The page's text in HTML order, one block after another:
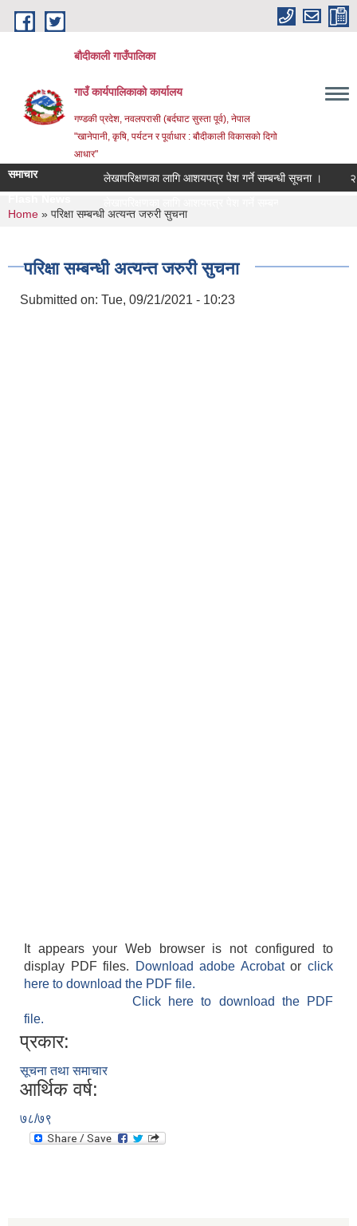
Skip to main content
बौदीकाली गाउँपालिका
गाउँ कार्यपालिकाको कार्यालय
गण्डकी प्रदेश, नवलपरासी (बर्दघाट सुस्ता पूर्व), नेपाल
"खानेपानी, कृषि, पर्यटन र पूर्वाधार : बौदीकाली विकासको दिगो
आधार"
समाचार लेखापरिक्षणका लागि आशयपत्र पेश गर्ने सम्बन्धी सूचना ।
You are here
Home » परिक्षा सम्बन्धी अत्यन्त जरुरी सुचना
परिक्षा सम्बन्धी अत्यन्त जरुरी सुचना
Submitted on: Tue, 09/21/2021 - 10:23
It appears your Web browser is not configured to
display PDF files.
Download adobe Acrobatorclick
here to download the PDF file.
Click here to download the PDF
file.
प्रकार:
सूचना तथा समाचार
आर्थिक वर्ष:
७८/७९